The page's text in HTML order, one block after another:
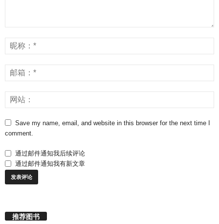
Save my name, email, and website in this browser for the next time I
comment.
通过邮件通知我后续评论
通过邮件通知我有新文章
推荐图书